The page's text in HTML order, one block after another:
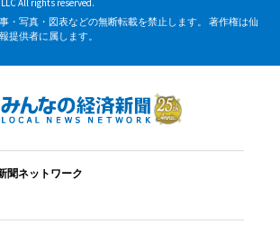
All rights reserved.
・写真・図表などの無断転載を禁止します。 著作権は仙
提供者に属します。
聞ネットワーク